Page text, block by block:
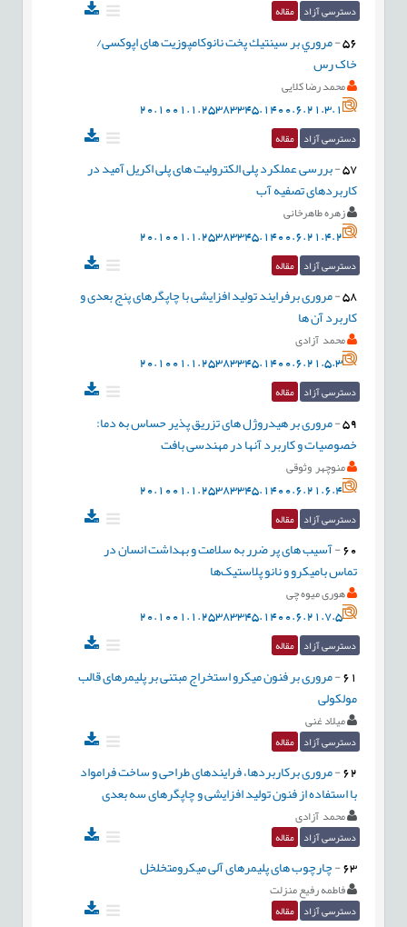
دسترسی آزاد مقاله
56
-مروري بر سينتيك پخت نانوکامپوزیت های اپوکسی/
خاک رس
محمد رضا کلایی
20.1001.1.25383345.1400.6.21.3.1
دسترسی آزاد مقاله
57
-بررسی عملکرد پلی الکترولیت های پلی اکریل آمید در
کاربردهای تصفیه آب
زهره طاهرخانی
20.1001.1.25383345.1400.6.21.4.2
دسترسی آزاد مقاله
58
-مروری برفرایند تولید افزایشی با چاپگرهای پنج بعدی و
کاربرد آن ها
محمد آزادی
20.1001.1.25383345.1400.6.21.5.3
دسترسی آزاد مقاله
59
-مروری بر هیدروژل های تزریق پذیر حساس به دما:
خصوصیات و کاربرد آنها در مهندسی بافت
منوچهر وثوقی
20.1001.1.25383345.1400.6.21.6.4
دسترسی آزاد مقاله
60
-آسیب های پر ضرر به سلامت و بهداشت انسان در
تماس بامیکرو و نانو پلاستیک‌ها
هوری میوه چی
20.1001.1.25383345.1400.6.21.7.5
دسترسی آزاد مقاله
61
-مروری بر فنون میکرو استخراج مبتنی بر پلیمرهای قالب
مولکولی
میلاد غنی
دسترسی آزاد مقاله
62
-مروری برکاربردها، فرایندهای طراحی و ساخت فرامواد
با استفاده از فنون تولید افزایشی و چاپگرهای سه بعدی
محمد آزادی
دسترسی آزاد مقاله
63
-چارچوب های پلیمرهای آلی میکرومتخلخل
فاطمه رفیع منزلت
دسترسی آزاد مقاله